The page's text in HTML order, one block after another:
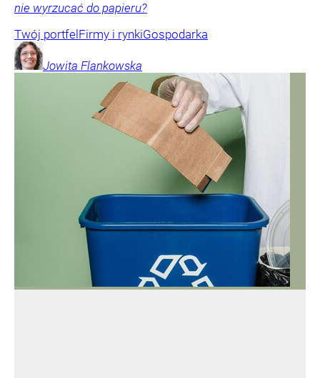
nie wyrzucać do papieru?
Twój portfel Firmy i rynkiGospodarka
Jowita Flankowska